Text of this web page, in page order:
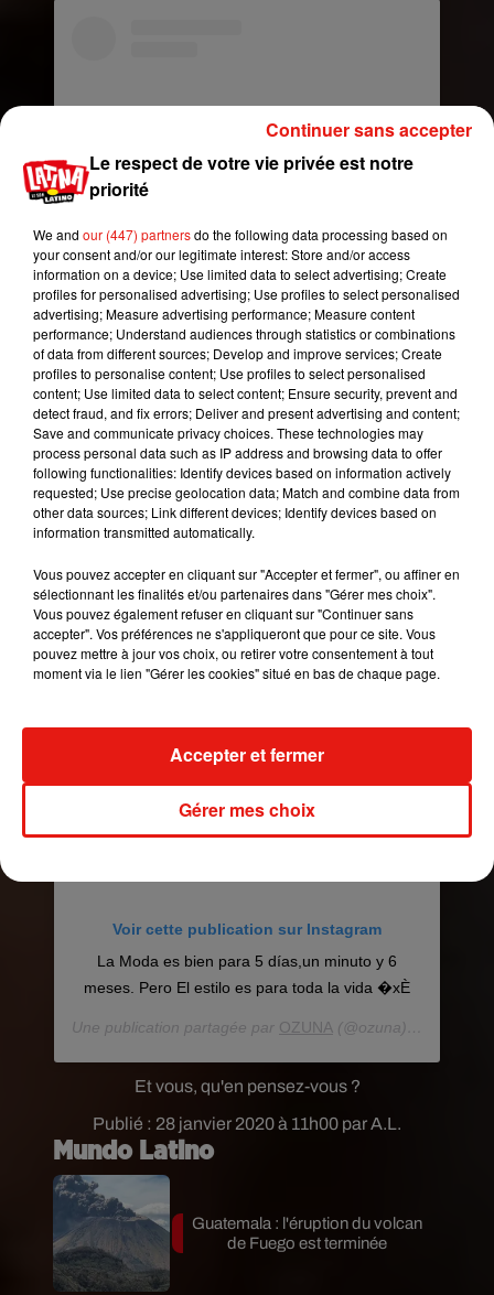
Publié : 28 janvier 2020 à 11h00 par A.L.
Voir cette publication sur Instagram
TODO COMIENZA ESTE PRÓXIMO 14 DE FEB
EN LA REPUBLICA DOMINICANA!!!! #Adicto
�xÈ
Une publication partagée par OZUNA (@ozuna) le 25
Mais voilà. Quelques jours après ce changement
capillaire, Ozuna a décidé de frapper encore plus
fort.Lechanteur de trap latino et de reggaeton
américain est apparu sur Instagram avec une
chevelure blonde platine! Un second look qui a
littéralement séduit la toile à en voir les milliers de
likesobtenus en quelques heures seulement.
Voir cette publication sur Instagram
La Moda es bien para 5 días,un minuto y 6
meses. Pero El estilo es para toda la vida �xÈ
Une publication partagée par OZUNA (@ozuna) le
Et vous, qu'en pensez-vous ?
Mundo Latino
Guatemala : l'éruption du volcan
de Fuego est terminée
Le respect de votre vie privée est notre
priorité
We and our (447) partnersdo the following data processing based on
your consent and/or our legitimate interest: Store and/or access
information on a device; Use limited data to select advertising; Create
profiles for personalised advertising; Use profiles to select personalised
advertising; Measure advertising performance; Measure content
performance; Understand audiences through statistics or combinations
of data from different sources; Develop and improve services; Create
profiles to personalise content; Use profiles to select personalised
content; Use limited data to select content; Ensure security, prevent and
detect fraud, and fix errors; Deliver and present advertising and content;
Save and communicate privacy choices. These technologies may
process personal data such as IP address and browsing data to offer
following functionalities: Identify devices based on information actively
requested; Use precise geolocation data; Match and combine data from
other data sources; Link different devices; Identify devices based on
information transmitted automatically.
Vous pouvez accepter en cliquant sur "Accepter et fermer", ou affiner en
sélectionnant les finalités et/ou partenaires dans "Gérer mes choix".
Vous pouvez également refuser en cliquant sur "Continuer sans
accepter". Vos préférences ne s'appliqueront que pour ce site. Vous
pouvez mettre à jour vos choix, ou retirer votre consentement à tout
moment via le lien "Gérer les cookies" situé en bas de chaque page.
Gérer mes choix
Accepter et fermer
Continuer sans accepter